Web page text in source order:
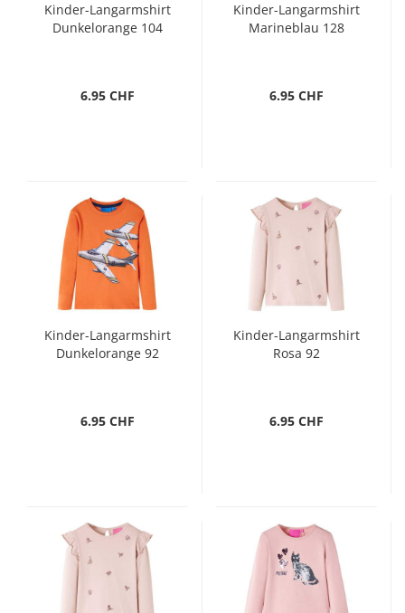
Kinder-Langarmshirt
Dunkelorange 104
6.95 CHF
Kinder-Langarmshirt
Marineblau 128
6.95 CHF
Kinder-Langarmshirt
Dunkelorange 92
6.95 CHF
Kinder-Langarmshirt
Rosa 92
6.95 CHF